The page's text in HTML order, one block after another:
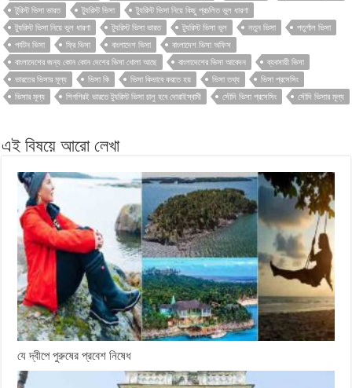
টুরিস্ট ভিসা ভারত
ট্যুরিস্ট ভিসা
ট্যুরিস্ট ভিসা নিয়ে কিছু প্রচলিত ভুল ধারণা
ট্যুরিস্ট ভিসা নিয়ে ভুল ধারণা
ট্যুরিস্ট ভিসা ভারত ট্যুরিস্ট ভিসা ভুল নতুন ভিসা
পতুর্গাল ভিসা
পর্যটন ভিসা
ফ্রি ভিসা বাংলাদেশ ভিসা
বাংলাদেশ ভিসা অফিস
বাংলাদেশের জন্য কোন কোন দেশের ভিসা খোলা আছে
বাংলাদেশের ভিসা আবেদন
ব্যবসায়ী ভিসা
ভারতের ভিসার মূল্য
ভিসা কি ভিসা কিভাবে করতে হয় ভিসা তথ্য
ভিসা প্রসেসিং
ভিসার মূল্য
শিগগিরই ভারতে ট্যুরিস্ট ভিসা চালু হবে দোরাইস্বামী সৌদি ভিসা প্রসেসিং সৌদি ভিসার মূল্য
এই বিষয়ে আরো লেখা
যে দ্বীপে পুরুষের প্রবেশ নিষেধ